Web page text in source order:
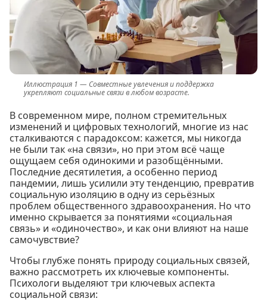
Совместные увлечения и поддержка
укрепляют социальные связи в любом возрасте.
В современном мире, полном стремительных
изменений и цифровых технологий, многие из нас
сталкиваются с парадоксом: кажется, мы никогда
не были так «на связи», но при этом всё чаще
ощущаем себя одинокими и разобщёнными.
Последние десятилетия, а особенно период
пандемии, лишь усилили эту тенденцию, превратив
социальную изоляцию в одну из серьёзных
проблем общественного здравоохранения. Но что
именно скрывается за понятиями «социальная
связь» и «одиночество», и как они влияют на наше
самочувствие?
Чтобы глубже понять природу социальных связей,
важно рассмотреть их ключевые компоненты.
Психологи выделяют три ключевых аспекта
социальной связи: